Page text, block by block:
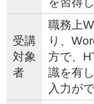
受講
対象
者
職務上
り、
方で、
識を有
入力が